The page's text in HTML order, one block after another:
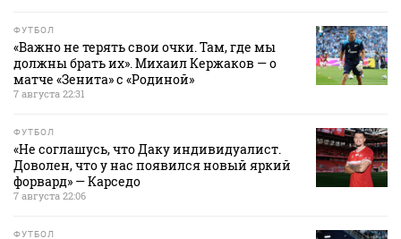
ФУТБОЛ
«Важно не терять свои очки. Там, где мы
должны брать их». Михаил Кержаков — о
матче «Зенита» с «Родиной»
7 августа 22:31
ФУТБОЛ
«Не соглашусь, что Даку индивидуалист.
Доволен, что у нас появился новый яркий
форвард» — Карседо
7 августа 22:06
ФУТБОЛ